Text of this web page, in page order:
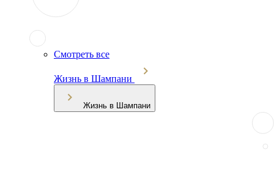
Смотреть все
Жизнь в Шампани
Жизнь в Шампани